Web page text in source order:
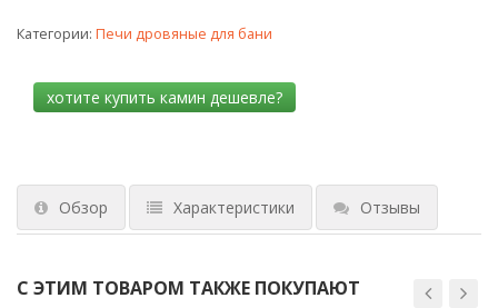
Категории: Печи дровяные для бани
Обзор Характеристики Отзывы
С ЭТИМ ТОВАРОМ ТАКЖЕ ПОКУПАЮТ